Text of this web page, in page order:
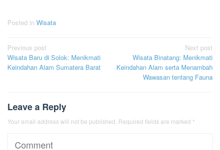
Posted in Wisata
Post
navigation
Previous post
Wisata Baru di Solok: Menikmati
Keindahan Alam Sumatera Barat
Next post
Wisata Binatang: Menikmati
Keindahan Alam serta Menambah
Wawasan tentang Fauna
Leave a Reply
Your email address will not be published. Required fields are marked *